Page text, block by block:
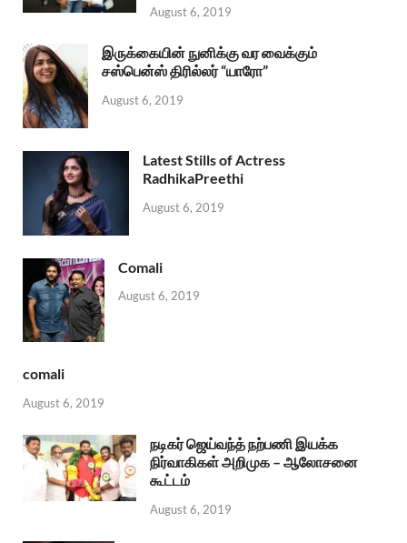
August 6, 2019
இருக்கையின் நுனிக்கு வர வைக்கும்
சஸ்பென்ஸ் திரில்லர் “யாரோ”
August 6, 2019
Latest Stills of Actress
RadhikaPreethi
August 6, 2019
Comali
August 6, 2019
comali
August 6, 2019
நடிகர் ஜெய்வந்த் நற்பணி இயக்க
நிர்வாகிகள் அறிமுக – ஆலோசனை
கூட்டம்
August 6, 2019